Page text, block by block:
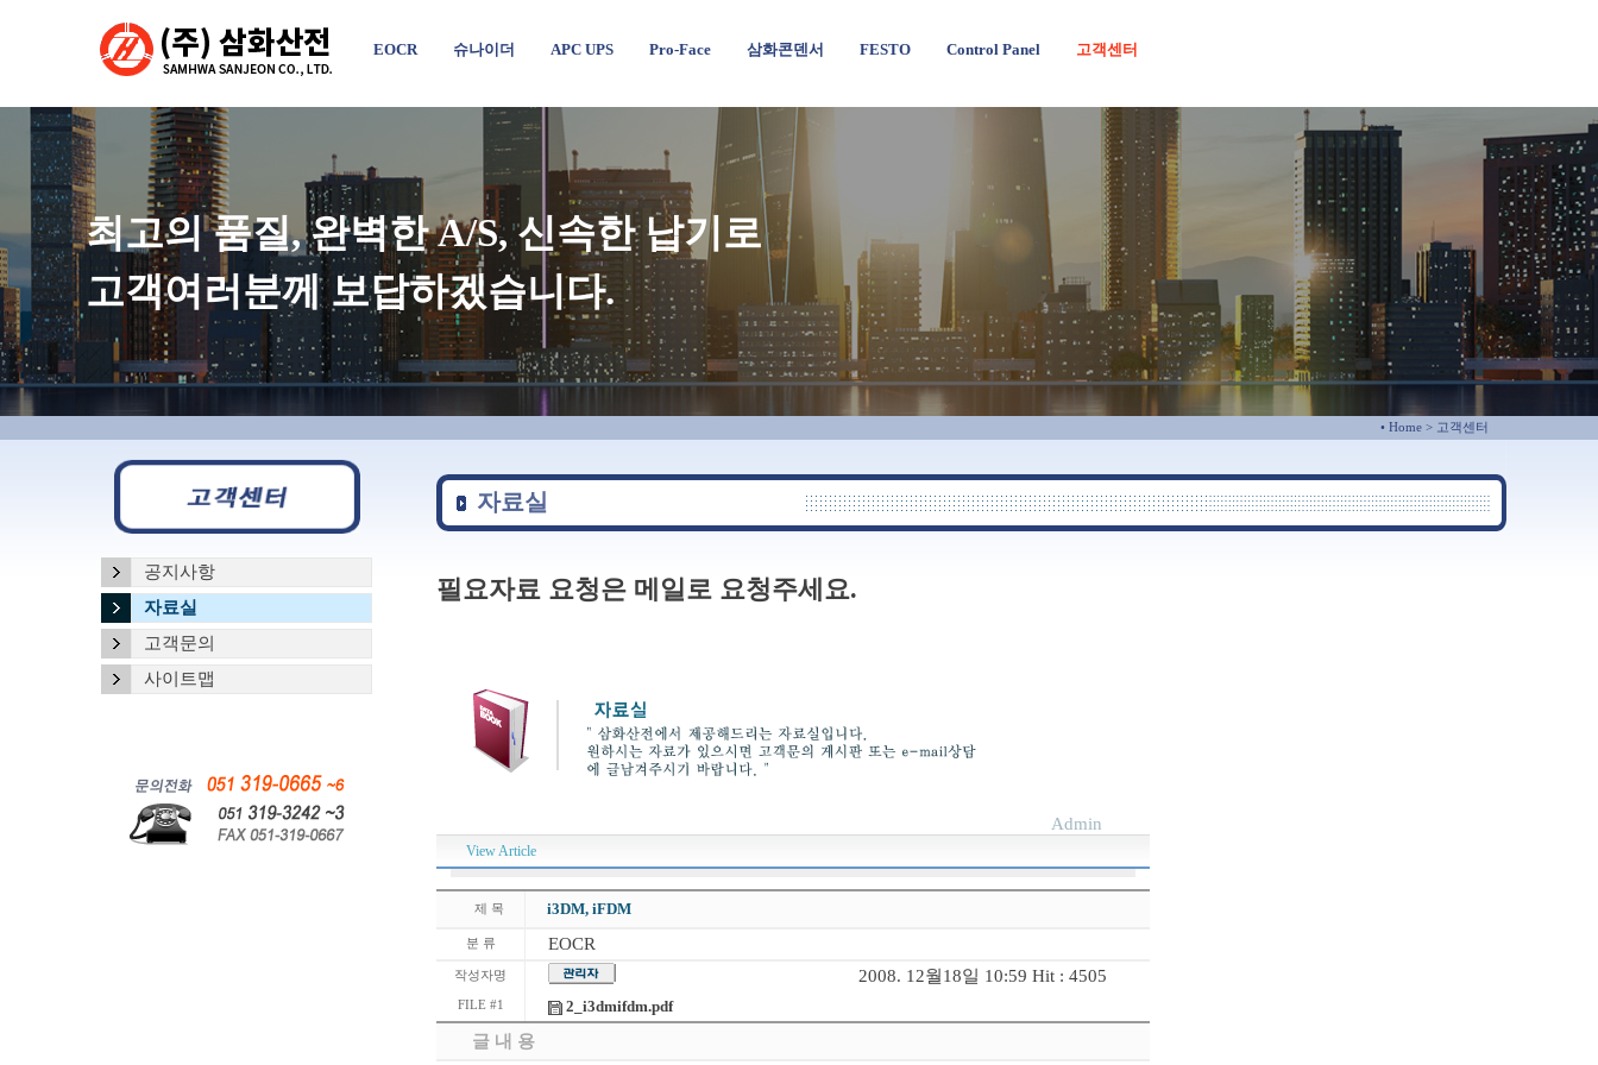
EOCR 슈나이더 APC UPS Pro-Face 삼화콘덴서 FESTO Control Panel 고객센터
최고의 품질, 완벽한 A/S, 신속한 납기로
고객여러분께 보답하겠습니다.
• Home > 고객센터
공지사항
자료실
고객문의
사이트맵
자료실
필요자료 요청은 메일로 요청주세요.
Admin
View Article
제 목 i3DM, iFDM
분 류 EOCR
작성자명 2008. 12월18일 10:59 Hit : 4505
FILE #1 2_i3dmifdm.pdf
글 내 용